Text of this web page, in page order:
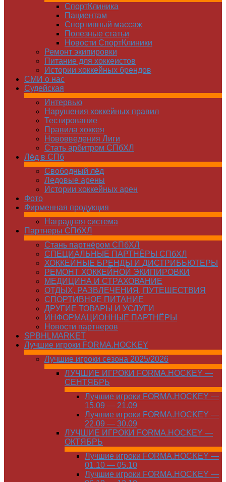
СпортКлиника
Пациентам
Спортивный массаж
Полезные статьи
Новости СпортКлиники
Ремонт экипировки
Питание для хоккеистов
Истории хоккейных брендов
СМИ о нас
Судейская
Интервью
Нарушения хоккейных правил
Тестирование
Правила хоккея
Нововведения Лиги
Стать арбитром СПбХЛ
Лёд в СПб
Свободный лёд
Ледовые арены
Истории хоккейных арен
Фото
Фирменная продукция
Наградная система
Партнеры СПбХЛ
Стань партнёром СПбХЛ
СПЕЦИАЛЬНЫЕ ПАРТНЁРЫ СПбХЛ
ХОККЕЙНЫЕ БРЕНДЫ И ДИСТРИБЬЮТЕРЫ
РЕМОНТ ХОККЕЙНОЙ ЭКИПИРОВКИ
МЕДИЦИНА И СТРАХОВАНИЕ
ОТДЫХ, РАЗВЛЕЧЕНИЯ, ПУТЕШЕСТВИЯ
СПОРТИВНОЕ ПИТАНИЕ
ДРУГИЕ ТОВАРЫ И УСЛУГИ
ИНФОРМАЦИОННЫЕ ПАРТНЁРЫ
Новости партнеров
SPBHLMARKET
Лучшие игроки FORMA.HOCKEY
Лучшие игроки сезона 2025/2026
ЛУЧШИЕ ИГРОКИ FORMA.HOCKEY —
СЕНТЯБРЬ
Лучшие игроки FORMA.HOCKEY —
15.09 — 21.09
Лучшие игроки FORMA.HOCKEY —
22.09 — 30.09
ЛУЧШИЕ ИГРОКИ FORMA.HOCKEY —
ОКТЯБРЬ
Лучшие игроки FORMA.HOCKEY —
01.10 — 05.10
Лучшие игроки FORMA.HOCKEY —